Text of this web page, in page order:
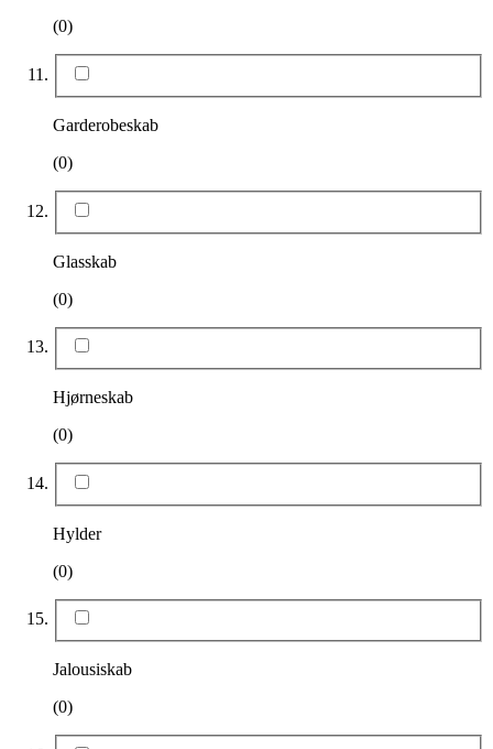
(0)
Garderobeskab
(0)
Glasskab
(0)
Hjørneskab
(0)
Hylder
(0)
Jalousiskab
(0)